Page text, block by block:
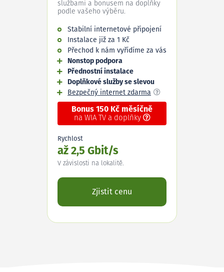
službami a bonusem na doplňky
podle vašeho výběru.
Stabilní internetové připojení
Instalace již za 1 Kč
Přechod k nám vyřídíme za vás
Nonstop podpora
Přednostní instalace
Doplňkové služby se slevou
Bezpečný internet zdarma
Bonus 150 Kč měsíčně
na WIA TV a doplňky
Rychlost
až 2,5 Gbit/s
V závislosti na lokalitě.
Zjistit cenu